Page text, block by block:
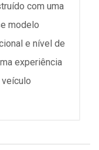
com uma
modelo
e nível de
experiência